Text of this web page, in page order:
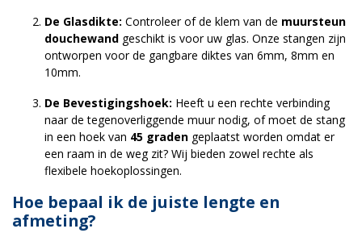
De Glasdikte: Controleer of de klem van de muursteun
douchewand geschikt is voor uw glas. Onze stangen zijn
ontworpen voor de gangbare diktes van 6mm, 8mm en
10mm.
De Bevestigingshoek: Heeft u een rechte verbinding
naar de tegenoverliggende muur nodig, of moet de stang
in een hoek van 45 graden geplaatst worden omdat er
een raam in de weg zit? Wij bieden zowel rechte als
flexibele hoekoplossingen.
Hoe bepaal ik de juiste lengte en
afmeting?